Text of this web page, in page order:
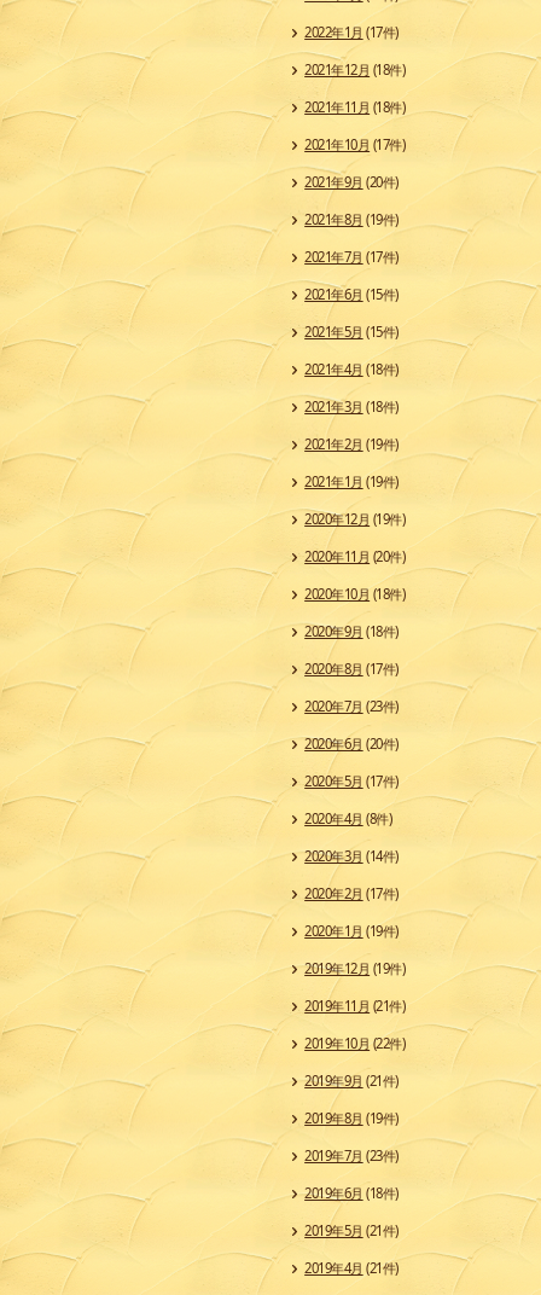
2022年1月 (17件)
2021年12月 (18件)
2021年11月 (18件)
2021年10月 (17件)
2021年9月 (20件)
2021年8月 (19件)
2021年7月 (17件)
2021年6月 (15件)
2021年5月 (15件)
2021年4月(18件)
2021年3月 (18件)
2021年2月 (19件)
2021年1月 (19件)
2020年12月 (19件)
2020年11月 (20件)
2020年10月(18件)
2020年9月 (18件)
2020年8月 (17件)
2020年7月 (23件)
2020年6月 (20件)
2020年5月 (17件)
2020年4月(8件)
2020年3月 (14件)
2020年2月 (17件)
2020年1月 (19件)
2019年12月 (19件)
2019年11月 (21件)
2019年10月(22件)
2019年9月 (21件)
2019年8月 (19件)
2019年7月 (23件)
2019年6月 (18件)
2019年5月 (21件)
2019年4月 (21件)